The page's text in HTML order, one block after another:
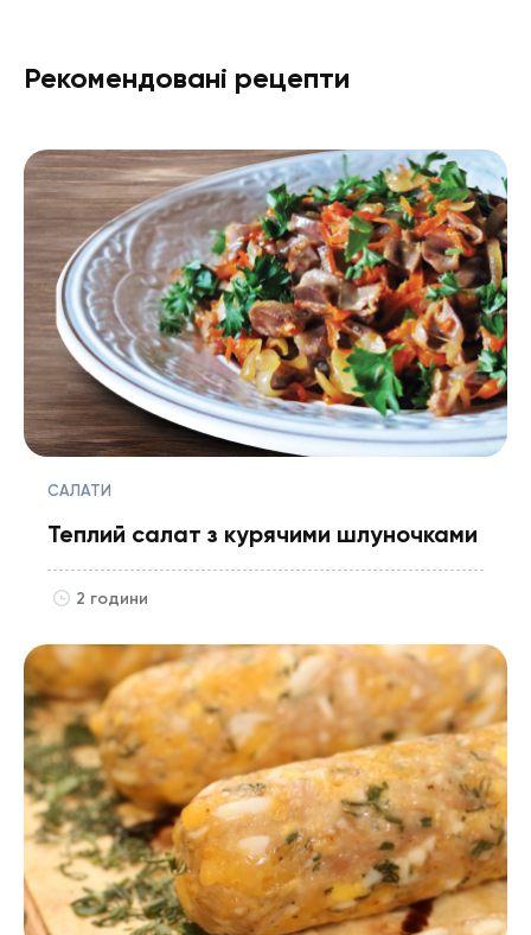
Рекомендовані рецепти
САЛАТИ
Теплий салат з курячими шлуночками
2 години